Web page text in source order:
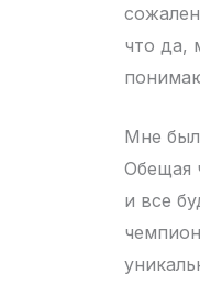
что да,
Мне
Обещая
и все